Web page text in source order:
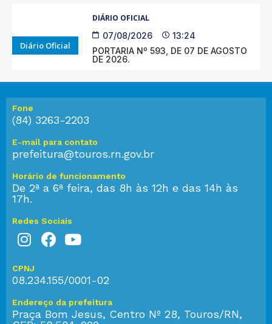
Diário Oficial
DIÁRIO OFICIAL
07/08/2026
13:24
PORTARIA Nº 593, DE 07 DE AGOSTO
DE 2026.
Fone
(84) 3263-2203
E-mail para contato
prefeitura@touros.rn.gov.br
Horário de funcionamento
De 2ª a 6ª feira, das 8h às 12h e das 14h às
17h.
Redes Sociais
CPNJ
08.234.155/0001-02
Endereço da prefeitura
Praça Bom Jesus, Centro Nº 28, Touros/RN,